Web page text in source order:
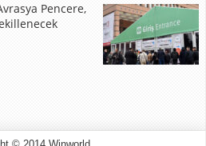
Pencere,